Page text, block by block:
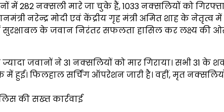
में 282 नक्सली मारे जा चुके हैं, 1033 नक्सलियों को
नरेन्द्र मोदी एवं केंद्रीय गृह मंत्री अमित शाह के नेतृत्व में
सुरक्षाबल के जवान निरंतर सफलता हासिल कर लक्ष्य की
जवानों ने 31 नक्सलियों को मार गिराया। सभी 31 के
हुई। फिलहाल सर्चिंग ऑपरेशन जारी है। वहीं, मृत
की सख्त कार्रवाई